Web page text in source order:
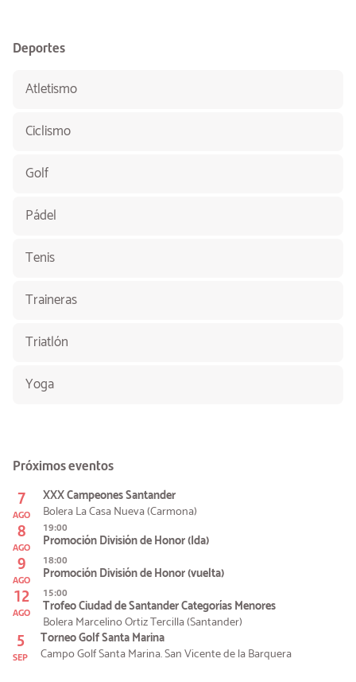
Deportes
Atletismo
Ciclismo
Golf
Pádel
Tenis
Traineras
Triatlón
Yoga
Próximos eventos
7
AGO
XXX Campeones Santander
Bolera La Casa Nueva (Carmona)
8
AGO
19:00
Promoción División de Honor (Ida)
9
AGO
18:00
Promoción División de Honor (vuelta)
12
AGO
15:00
Trofeo Ciudad de Santander Categorías Menores
Bolera Marcelino Ortiz Tercilla (Santander)
5
SEP
Torneo Golf Santa Marina
Campo Golf Santa Marina. San Vicente de la Barquera